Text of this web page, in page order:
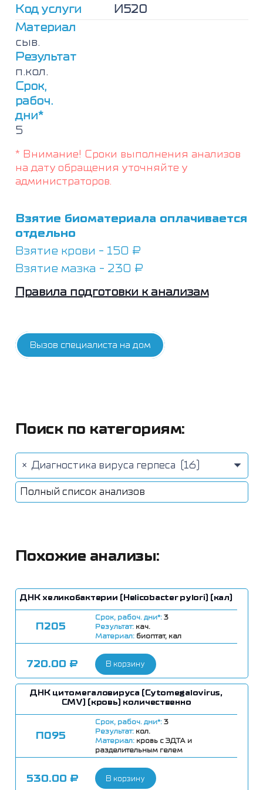
Код услуги
И520
Материал
сыв.
Результат
п.кол.
Срок,
рабоч.
дни*
5
* Внимание! Сроки выполнения анализов
на дату обращения уточняйте у
администраторов.
Взятие биоматериала оплачивается
отдельно
Взятие крови - 150 ₽
Взятие мазка - 230 ₽
Правила подготовки к анализам
Вызов специалиста на дом
II
типа(Herpes
II),
Поиск по категориям:
× Диагностика вируса герпеса (16)
Полный список анализов
Похожие анализы:
ДНК хеликобактерии (Helicobacter pylori) (кал)
П205
Срок, рабоч. дни*:3
Результат: кач.
Материал: биоптат, кал
720.00 ₽ В корзину
ДНК цитомегаловируса (Cytomegalovirus,
CMV) (кровь) количественно
П095
Срок, рабоч. дни*:3
Результат: кол.
Материал: кровь с ЭДТА и
разделительным гелем
530.00 ₽ В корзину